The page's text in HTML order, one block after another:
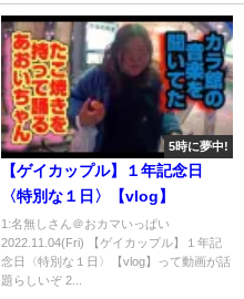
5時に夢中!
【ゲイカップル】１年記念日
〈特別な１日〉【vlog】
1:名無しさん＠おカマいっぱい
2022.11.04(Fri) 【ゲイカップル】１年記
念日〈特別な１日〉【vlog】って動画が話
題らしいぞ 2...